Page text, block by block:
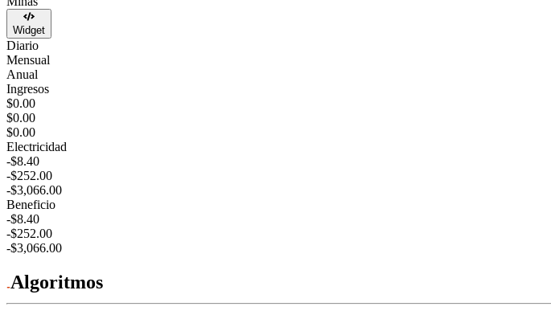
Widget
Diario
Mensual
Anual
Ingresos
$0.00
$0.00
$0.00
Electricidad
-$8.40
-$252.00
-$3,066.00
Beneficio
-$8.40
-$252.00
-$3,066.00
Algoritmos